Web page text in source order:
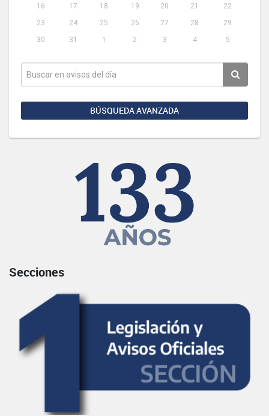
16
17 18 19 20 21
22
23
24 25 26 27 28
29
30
31 1 2 3 4 5
BÚSQUEDA AVANZADA
Secciones